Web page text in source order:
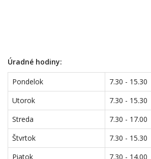
Úradné hodiny:
Pondelok
7.30 - 15.30
Utorok
7.30 - 15.30
Streda
7.30 - 17.00
Štvrtok
7.30 - 15.30
Piatok
7.30 - 14.00